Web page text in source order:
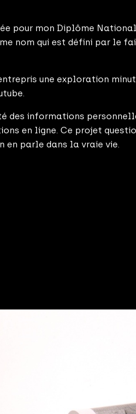
pour mon Diplôme
nom qui est défini par le
une exploration
des informations
en ligne. Ce projet
en parle dans la vraie vie.